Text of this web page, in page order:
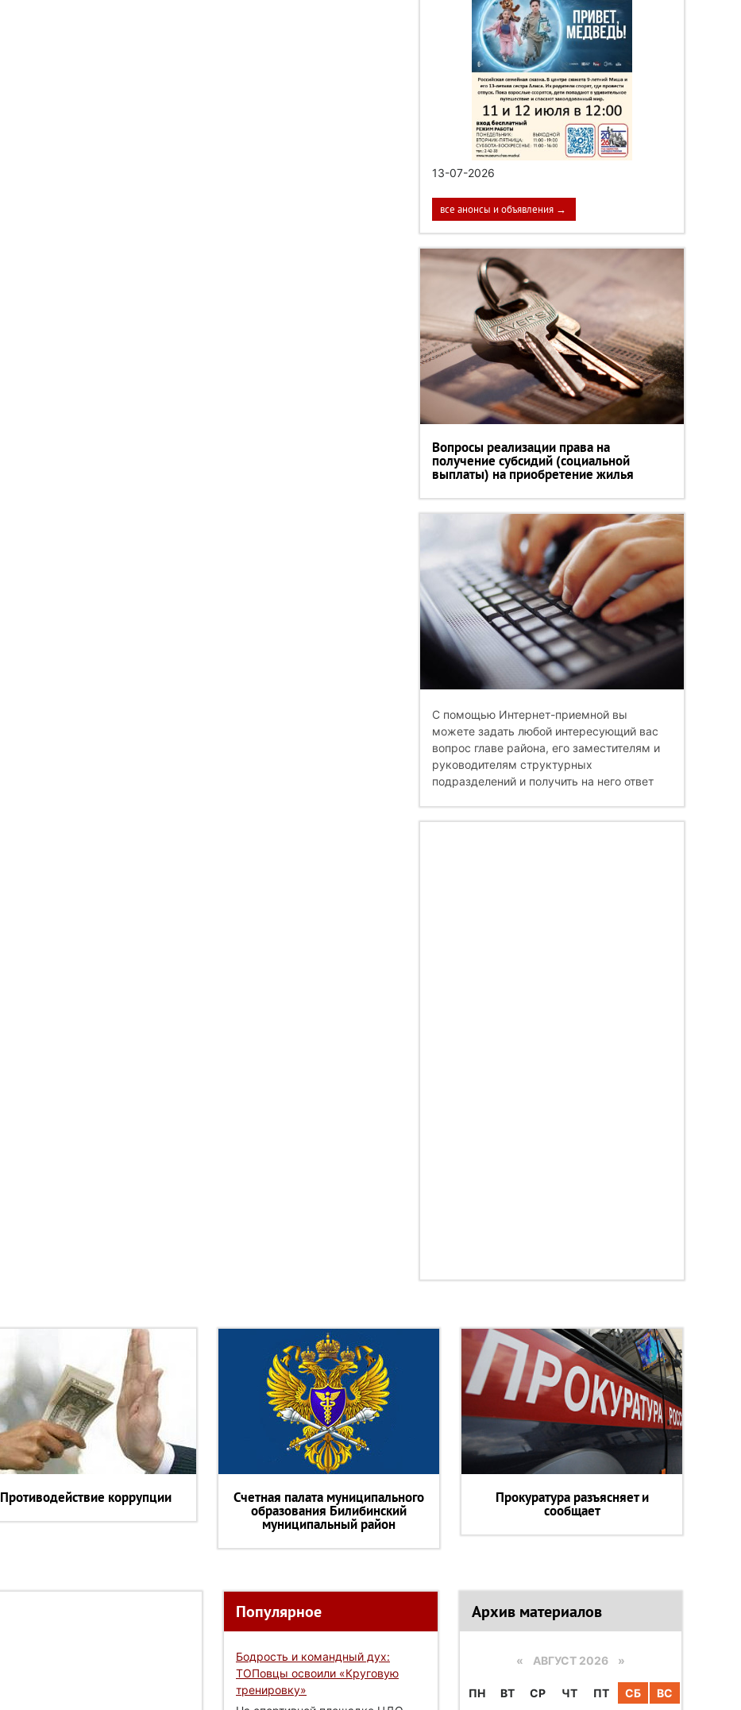
13-07-2026
все анонсы и объявления →
Вопросы реализации права на
получение субсидий (социальной
выплаты) на приобретение жилья
С помощью Интернет-приемной вы
можете задать любой интересующий вас
вопрос главе района, его заместителям и
руководителям структурных
подразделений и получить на него ответ
Противодействие коррупции Счетная палата муниципального
образования Билибинский
муниципальный район
Прокуратура разъясняет и
сообщает
Популярное
Бодрость и командный дух:
ТОПовцы освоили «Круговую
тренировку»
Архив материалов
« АВГУСТ 2026 »
ПН ВТ СР ЧТ ПТ СБ ВС